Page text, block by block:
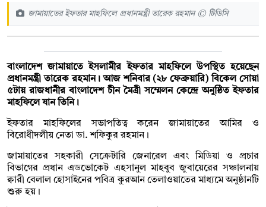
জামায়াতের ইফতার মাহফিলে প্রধানমন্ত্রী তারেক রহমান © টিডিসি
বাংলাদেশ জামায়াতে ইসলামীর ইফতার মাহফিলে উপস্থিত হয়েছেন
প্রধানমন্ত্রী তারেক রহমান। আজ শনিবার (২৮ ফেব্রুয়ারি) বিকেল সোয়া
৫টায় রাজধানীর বাংলাদেশ চীন মৈত্রী সম্মেলন কেন্দ্রে অনুষ্ঠিত ইফতার
মাহফিলে যান তিনি।
ইফতার মাহফিলের সভাপতিত্ব করেন জামায়াতের আমির ও
বিরোধীদলীয় নেতা ডা. শফিকুর রহমান।
জামায়াতের সহকারী সেক্রেটারি জেনারেল এবং মিডিয়া ও প্রচার
বিভাগের প্রধান এডভোকেট এহসানুল মাহবুব জুবায়েরের সঞ্চালনায়
ক্বারী বেলাল হোসাইনের পবিত্র কুরআন তেলাওয়াতের মাধ্যমে অনুষ্ঠানটি
শুরু হয়।